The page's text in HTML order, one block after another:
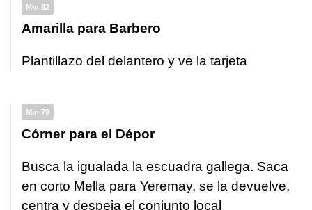
Min 82
Amarilla para Barbero
Plantillazo del delantero y ve la tarjeta
Min 79
Córner para el Dépor
Busca la igualada la escuadra gallega. Saca
en corto Mella para Yeremay, se la devuelve,
centra y despeja el conjunto local